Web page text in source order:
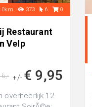
373 6 0
Restaurant
Velp
+/- € 9,95
overheerlijk 12-